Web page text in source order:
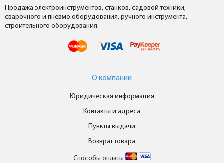
Продажа электроинструментов, станков, садовой техники,
сварочного и пневмо оборудования, ручного инструмента,
строительного оборудования.
О компании
Юридическая информация
Контакты и адреса
Пункты выдачи
Возврат товара
Способы оплаты